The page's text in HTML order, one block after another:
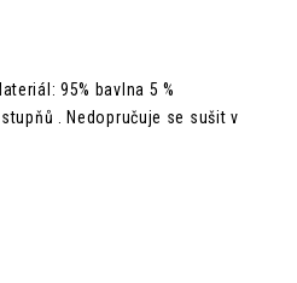
95% bavlna 5 %
.
Nedopručuje se sušit v